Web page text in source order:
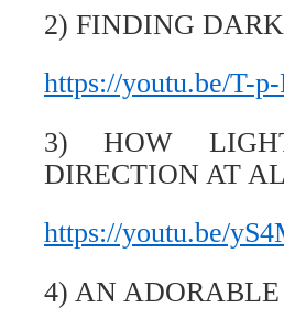
2) FINDING
https://youtu.be/T-
3) HOW
DIRECTION AT
https://youtu.be/
4) AN